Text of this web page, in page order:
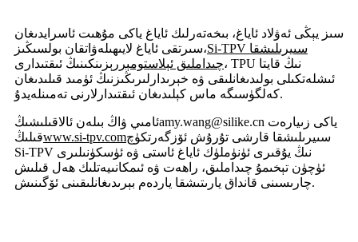
سىز يېڭى ئەۋلاد ئاياغ، بىخەتەرلىك ئاياغ ياكى مۇھىت ئاسرايدىغان
سىرتقى ئاياغ لايىھىلەۋاتقان بولسىڭىز،Si-TPV سىيرىلىشقا
چىداملىق ئېلاستومېر رېزىنكىنىڭ ئىقتىدارى، TPU نىڭ قايتا
ئىشلەتكىلى بولىدىغانلىقى ۋە خېرىدارلىرىڭىزنىڭ ئۈمىد قىلىدىغان
كەلگۈسىگە ماس كېلىدىغان ئىقتىدارلارنى تەمىنلەيدۇ.
ئامىي ۋاڭ بىلەن ئالاقىلىشىڭamy.wang@silike.cn ياكى زىيارەت
قىلىڭwww.si-tpv.comسىيرىلىشقا قارشى تۇرۇش ئۆزگەرتكۈچ
Si-TPV نىڭ يۇقىرى ئۈنۈملۈك ئاياغ ئاستى ۋە ئۈسكۈنىلىرى
ئۈچۈن تېخىمۇ چىداملىق، راھەت ۋە ئىمكانىيەتلىك ھەل قىلىش
چارىسىنى قانداق يارىتىشقا ياردەم بېرىدىغانلىقىنى ئۆگىنىش.